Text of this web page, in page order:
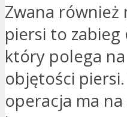
Zwana
piersi to zabieg
który polega
objętości
operacja ma